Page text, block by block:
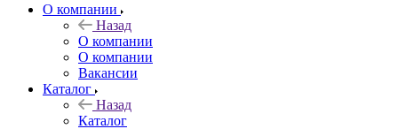
О компании
Назад
О компании
О компании
Вакансии
Каталог
Назад
Каталог